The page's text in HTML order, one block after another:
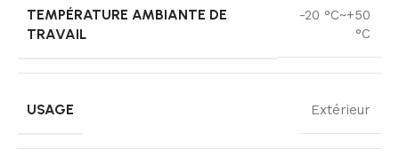
TEMPÉRATURE AMBIANTE DE
TRAVAIL
-20 °C~+50
°C
USAGE Extérieur